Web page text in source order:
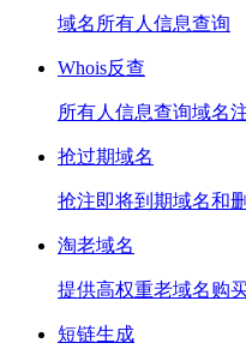
域名所有人信息查询
Whois反查
所有人信息查询域名
抢过期域名
抢注即将到期域名和
淘老域名
提供高权重老域名购
短链生成